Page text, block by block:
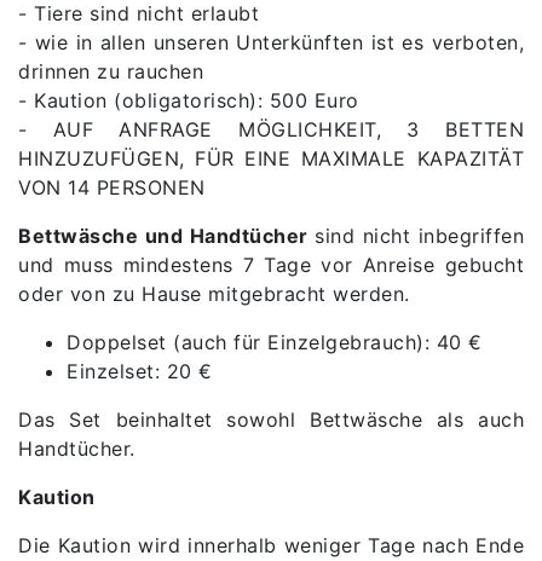
- Tiere sind nicht erlaubt
- wie in allen unseren Unterkünften ist es verboten,
drinnen zu rauchen
- Kaution (obligatorisch): 500 Euro
- AUF ANFRAGE MÖGLICHKEIT, 3 BETTEN
HINZUZUFÜGEN, FÜR EINE MAXIMALE KAPAZITÄT
VON 14 PERSONEN
Bettwäsche und Handtücher sind nicht inbegriffen
und muss mindestens 7 Tage vor Anreise gebucht
oder von zu Hause mitgebracht werden.
Doppelset (auch für Einzelgebrauch): 40 €
Einzelset: 20 €
Das Set beinhaltet sowohl Bettwäsche als auch
Handtücher.
Kaution
Die Kaution wird innerhalb weniger Tage nach Ende